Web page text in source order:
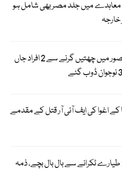
میں جلد مصر بھی شامل ہو
خارجہ
بارشوں کی تباہی؛ قصور میں چھتیں گرنے سے 2 افراد جاں
کے اغوا کی ایف آئی آر قتل کے مقدمے
سڈنی ایئرپورٹ پر 2 طیارے ٹکرانے سے بال بال بچے، ذمہ